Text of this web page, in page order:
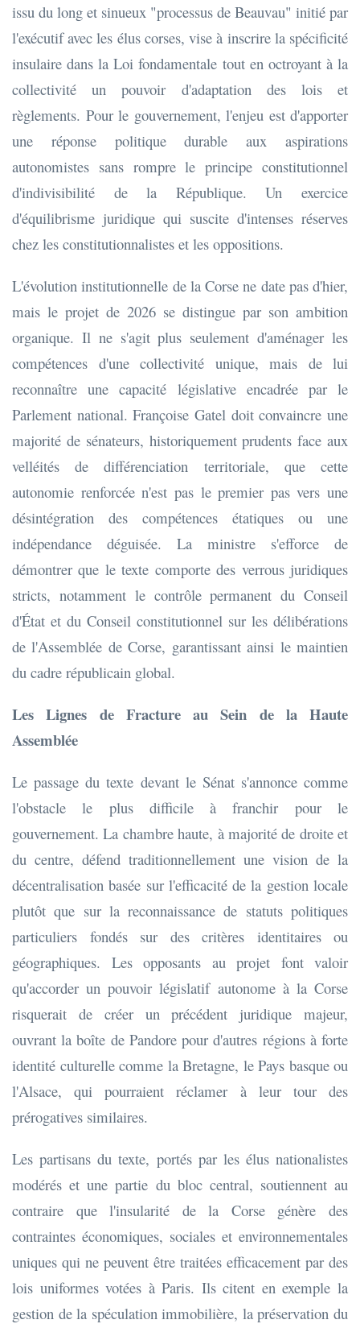
issu du long et sinueux "processus de Beauvau" initié par
l'exécutif avec les élus corses, vise à inscrire la spécificité
insulaire dans la Loi fondamentale tout en octroyant à la
collectivité un pouvoir d'adaptation des lois et
règlements. Pour le gouvernement, l'enjeu est d'apporter
une réponse politique durable aux aspirations
autonomistes sans rompre le principe constitutionnel
d'indivisibilité de la République. Un exercice
d'équilibrisme juridique qui suscite d'intenses réserves
chez les constitutionnalistes et les oppositions.
L'évolution institutionnelle de la Corse ne date pas d'hier,
mais le projet de 2026 se distingue par son ambition
organique. Il ne s'agit plus seulement d'aménager les
compétences d'une collectivité unique, mais de lui
reconnaître une capacité législative encadrée par le
Parlement national. Françoise Gatel doit convaincre une
majorité de sénateurs, historiquement prudents face aux
velléités de différenciation territoriale, que cette
autonomie renforcée n'est pas le premier pas vers une
désintégration des compétences étatiques ou une
indépendance déguisée. La ministre s'efforce de
démontrer que le texte comporte des verrous juridiques
stricts, notamment le contrôle permanent du Conseil
d'État et du Conseil constitutionnel sur les délibérations
de l'Assemblée de Corse, garantissant ainsi le maintien
du cadre républicain global.
Les Lignes de Fracture au Sein de la Haute
Assemblée
Le passage du texte devant le Sénat s'annonce comme
l'obstacle le plus difficile à franchir pour le
gouvernement. La chambre haute, à majorité de droite et
du centre, défend traditionnellement une vision de la
décentralisation basée sur l'efficacité de la gestion locale
plutôt que sur la reconnaissance de statuts politiques
particuliers fondés sur des critères identitaires ou
géographiques. Les opposants au projet font valoir
qu'accorder un pouvoir législatif autonome à la Corse
risquerait de créer un précédent juridique majeur,
ouvrant la boîte de Pandore pour d'autres régions à forte
identité culturelle comme la Bretagne, le Pays basque ou
l'Alsace, qui pourraient réclamer à leur tour des
prérogatives similaires.
Les partisans du texte, portés par les élus nationalistes
modérés et une partie du bloc central, soutiennent au
contraire que l'insularité de la Corse génère des
contraintes économiques, sociales et environnementales
uniques qui ne peuvent être traitées efficacement par des
lois uniformes votées à Paris. Ils citent en exemple la
gestion de la spéculation immobilière, la préservation du